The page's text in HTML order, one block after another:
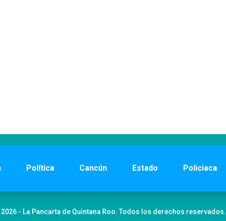
Política Cancún Estado Policiaca
- La Pancarta de Quintana Roo. Todos los derechos reservados.